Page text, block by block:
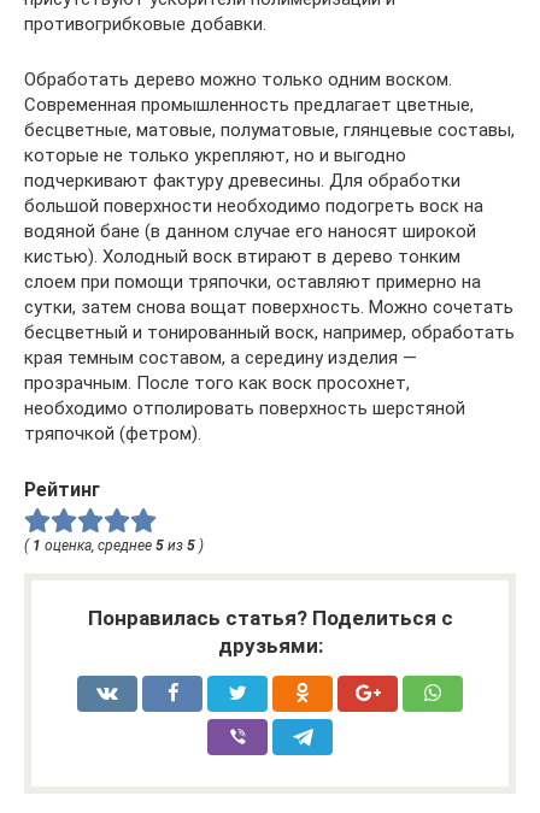
противогрибковые добавки.
Обработать дерево можно только одним воском.
Современная промышленность предлагает цветные,
бесцветные, матовые, полуматовые, глянцевые составы,
которые не только укрепляют, но и выгодно
подчеркивают фактуру древесины. Для обработки
большой поверхности необходимо подогреть воск на
водяной бане (в данном случае его наносят широкой
кистью). Холодный воск втирают в дерево тонким
слоем при помощи тряпочки, оставляют примерно на
сутки, затем снова вощат поверхность. Можно сочетать
бесцветный и тонированный воск, например, обработать
края темным составом, а середину изделия —
прозрачным. После того как воск просохнет,
необходимо отполировать поверхность шерстяной
тряпочкой (фетром).
Рейтинг
( 1 оценка, среднее 5 из 5 )
Понравилась статья? Поделиться с
друзьями: